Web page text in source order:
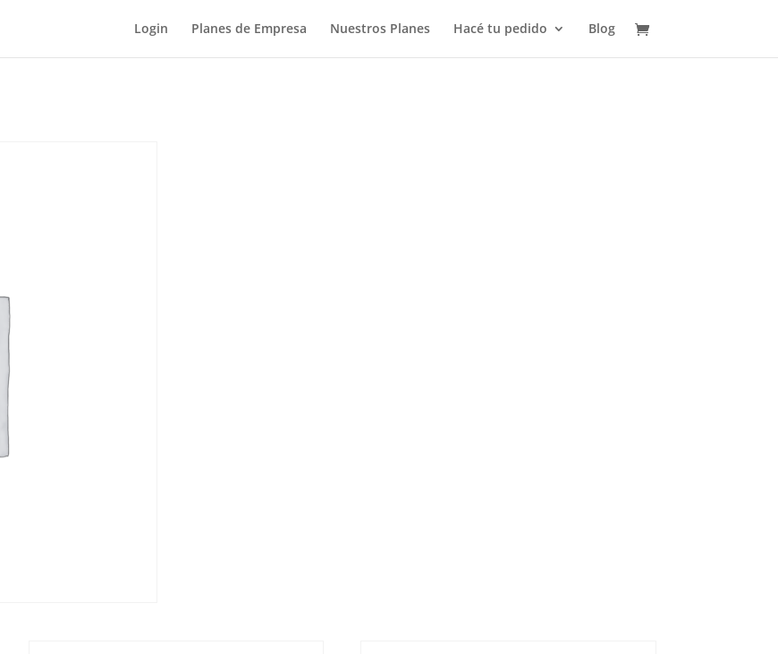
Login Planes de Empresa Nuestros Planes Hacé tu pedido Blog